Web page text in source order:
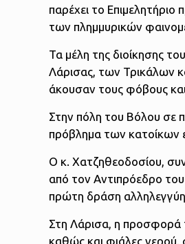
παρέχει το Επιμελητήριο
των πλημμυρικών
Τα μέλη της διοίκησης
Λάρισας, των Τρικάλων
άκουσαν τους φόβους
Στην πόλη του Βόλου σε
πρόβλημα των κατοίκων
Ο κ. Χατζηθεοδοσίου,
από τον Αντιπρόεδρο
πρώτη δράση
Στη Λάρισα, η προσφορά
καθώς και φιάλες νερού,